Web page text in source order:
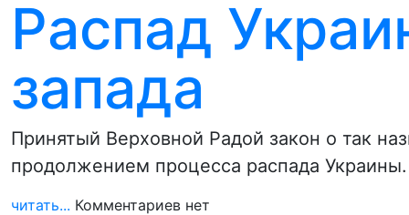
Распад
запада
Принятый Верховной Радой закон о так
продолжением процесса распада
читать... Комментариев нет